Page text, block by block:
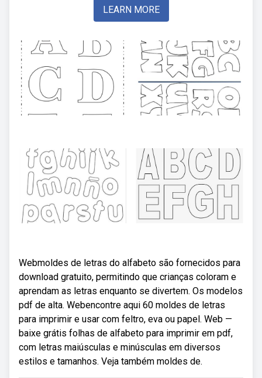
LEARN MORE
Webmoldes de letras do alfabeto são fornecidos para
download gratuito, permitindo que crianças coloram e
aprendam as letras enquanto se divertem. Os modelos
pdf de alta. Webencontre aqui 60 moldes de letras
para imprimir e usar com feltro, eva ou papel. Web —
baixe grátis folhas de alfabeto para imprimir em pdf,
com letras maiúsculas e minúsculas em diversos
estilos e tamanhos. Veja também moldes de.